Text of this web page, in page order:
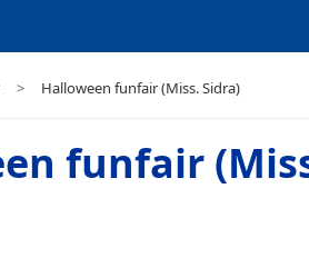
> Halloween funfair (Miss. Sidra)
funfair